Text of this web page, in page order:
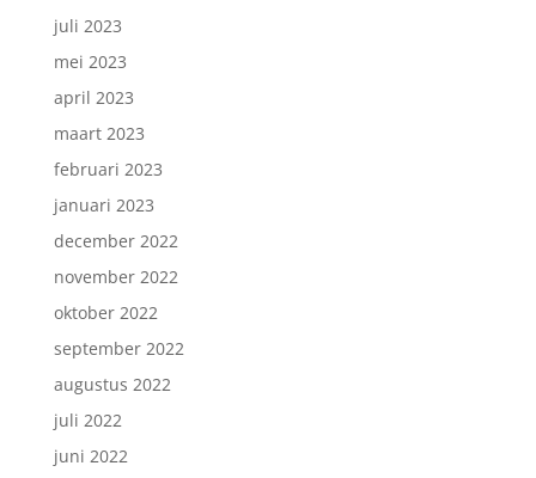
juli 2023
mei 2023
april 2023
maart 2023
februari 2023
januari 2023
december 2022
november 2022
oktober 2022
september 2022
augustus 2022
juli 2022
juni 2022